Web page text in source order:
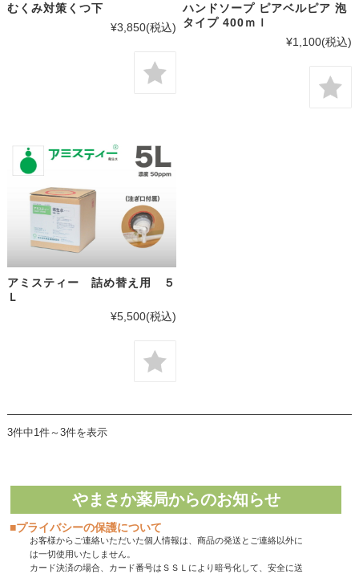
むくみ対策くつ下
¥3,850(税込)
ハンドソープ ピアベルピア 泡
タイプ 400ｍｌ
¥1,100(税込)
アミスティー 詰め替え用 ５
Ｌ
¥5,500(税込)
3件中1件～3件を表示
やまさか薬局からのお知らせ
■プライバシーの保護について
お客様からご連絡いただいた個人情報は、商品の発送とご連絡以外に
は一切使用いたしません。
カード決済の場合、カード番号はＳＳＬにより暗号化して、安全に送